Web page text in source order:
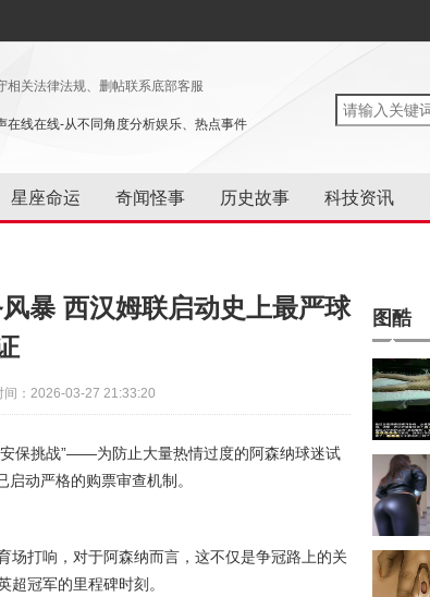
相关法律法规、删帖联系底部客服
在线在线-从不同角度分析娱乐、热点事件
星座命运 奇闻怪事 历史故事 科技资讯
暴 西汉姆联启动史上最严球
间：2026-03-27 21:33:20
保挑战”——为防止大量热情过度的阿森纳球迷试
动严格的购票审查机制。
场打响，对于阿森纳而言，这不仅是争冠路上的关
超冠军的里程碑时刻。
图酷